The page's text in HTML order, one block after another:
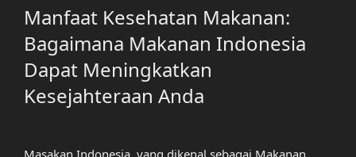
Manfaat Kesehatan Makanan:
Bagaimana Makanan Indonesia
Dapat Meningkatkan
Kesejahteraan Anda